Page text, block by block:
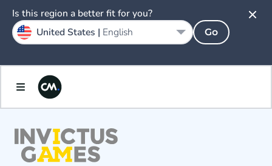
Is this region a better fit for you?
United States | English Go